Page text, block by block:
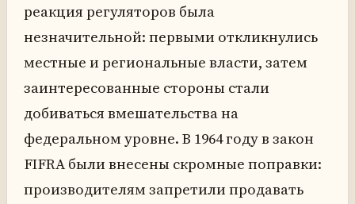
реакция регуляторов была
незначительной: первыми откликнулись
местные и региональные власти, затем
заинтересованные стороны стали
добиваться вмешательства на
федеральном уровне. В 1964 году в закон
FIFRA были внесены скромные поправки:
производителям запретили продавать